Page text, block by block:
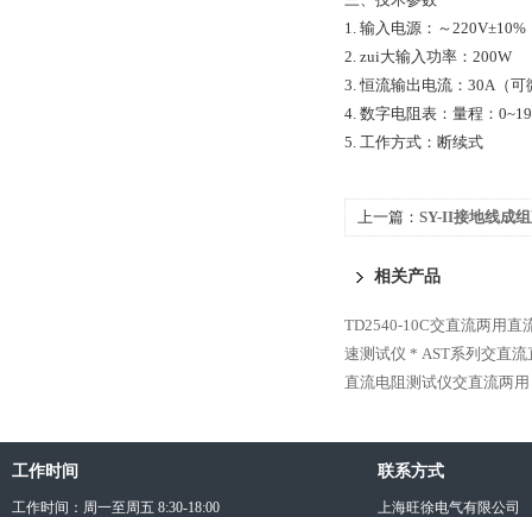
1. 输入电源：～220V±10%
2. zui大输入功率：200W
3. 恒流输出电流：30A（可
4. 数字电阻表：量程：
5. 工作方式：断续式
上一篇： SY-II接地线成
相关产品
TD2540-10C交直流两用直
速测试仪 * AST系列交直
直流电阻测试仪交直流两
工作时间
工作时间：周一至周五 8:30-18:00
联系方式
上海旺徐电气有限公司